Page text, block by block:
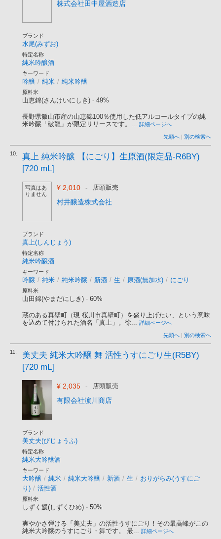
株式会社田中屋酒造店
ブランド
水尾(みずお)
特定名称
純米吟醸酒
キーワード
吟醸 / 純米 / 純米吟醸
原料米
山恵錦(さんけいにしき) - 49%
長野県飯山市産の山恵錦100％使用した低アルコールタイプの純
米吟醸「破龍」が限定リリースです。... 詳細ページへ
先頭へ | 別の検索へ
10.
真上 純米吟醸 【にごり】生原酒(限定品-R6BY)
[720 mL]
写真はあ
りません
¥ 2,010 - 店頭販売
村井醸造株式会社
ブランド
真上(しんじょう)
特定名称
純米吟醸酒
キーワード
吟醸 / 純米 / 純米吟醸 / 新酒 / 生 / 原酒(無加水) / にごり
原料米
山田錦(やまだにしき) - 60%
蔵のある真壁町（現 桜川市真壁町）を盛り上げたい、という意味
を込めて付けられた酒名「真上」。徐... 詳細ページへ
先頭へ | 別の検索へ
11.
美丈夫 純米大吟醸 舞 活性うすにごり生(R5BY)
[720 mL]
¥ 2,035 - 店頭販売
有限会社濵川商店
ブランド
美丈夫(びじょうふ)
特定名称
純米大吟醸酒
キーワード
大吟醸 / 純米 / 純米大吟醸 / 新酒 / 生 / おりがらみ(うすにご
り) / 活性酒
原料米
しずく媛(しずくひめ) - 50%
爽やかさ弾ける「美丈夫」の活性うすにごり！その最高峰がこの
純米大吟醸のうすにごり・舞です。 最... 詳細ページへ